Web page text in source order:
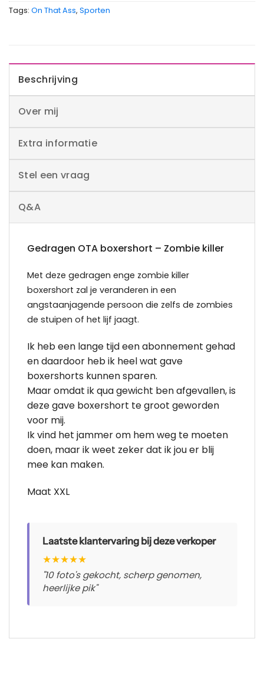
Tags: On That Ass, Sporten
Beschrijving
Over mij
Extra informatie
Stel een vraag
Q&A
Gedragen OTA boxershort – Zombie killer
Met deze gedragen enge zombie killer
boxershort zal je veranderen in een
angstaanjagende persoon die zelfs de zombies
de stuipen of het lijf jaagt.
Ik heb een lange tijd een abonnement gehad
en daardoor heb ik heel wat gave
boxershorts kunnen sparen.
Maar omdat ik qua gewicht ben afgevallen, is
deze gave boxershort te groot geworden
voor mij.
Ik vind het jammer om hem weg te moeten
doen, maar ik weet zeker dat ik jou er blij
mee kan maken.
Maat XXL
Laatste klantervaring bij deze verkoper
★★★★★
"10 foto's gekocht, scherp genomen,
heerlijke pik"